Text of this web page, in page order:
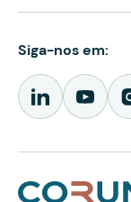
Siga-nos em: